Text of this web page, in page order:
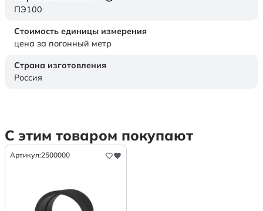
ПЭ100
Стоимость единицы измерения
цена за погонный метр
Страна изготовления
Россия
С этим товаром покупают
Артикул:2500000